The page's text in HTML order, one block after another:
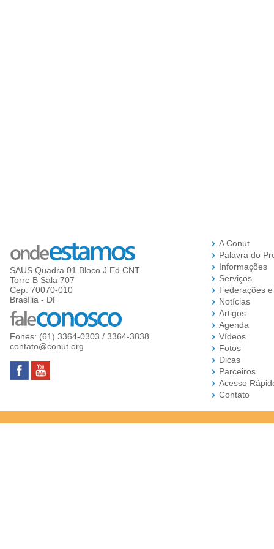
SAUS Quadra 01 Bloco J Ed CNT
Torre B Sala 707
Cep: 70070-010
Brasília - DF
Fones: (61) 3364-0303 / 3364-3838
contato@conut.org
A Conut
Palavra do
Informações
Serviços
Federações
Notícias
Artigos
Agenda
Vídeos
Fotos
Dicas
Parceiros
Acesso
Contato